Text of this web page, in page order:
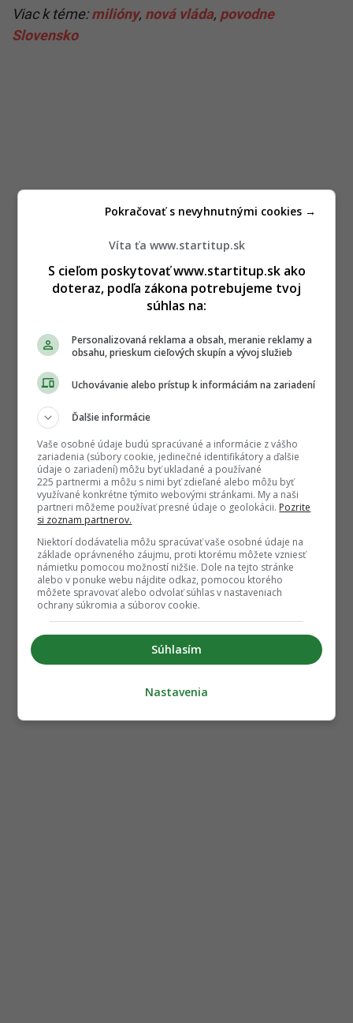
Viac k téme:milióny, nová vláda, povodne
Slovensko
Víta ťa www.startitup.sk
S cieľom poskytovať www.startitup.sk ako
doteraz, podľa zákona potrebujeme tvoj
súhlas na:
Personalizovaná reklama a obsah, meranie reklamy a
obsahu, prieskum cieľových skupín a vývoj služieb
Uchovávanie alebo prístup k informáciám na zariadení
Ďalšie informácie
Vaše osobné údaje budú spracúvané a informácie z vášho
zariadenia (súbory cookie, jedinečné identifikátory a ďalšie
údaje o zariadení) môžu byť ukladané a používané
225 partnermi a môžu s nimi byť zdieľané alebo môžu byť
využívané konkrétne týmito webovými stránkami. My a naši
partneri môžeme používať presné údaje o geolokácii. Pozrite
si zoznam partnerov.
Niektorí dodávatelia môžu spracúvať vaše osobné údaje na
základe oprávneného záujmu, proti ktorému môžete vzniesť
námietku pomocou možností nižšie. Dole na tejto stránke
alebo v ponuke webu nájdite odkaz, pomocou ktorého
môžete spravovať alebo odvolať súhlas v nastaveniach
ochrany súkromia a súborov cookie.
Súhlasím
Pokračovať s nevyhnutnými cookies →
Nastavenia